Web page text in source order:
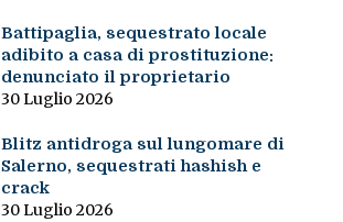
Battipaglia, sequestrato locale
adibito a casa di prostituzione:
denunciato il proprietario
30 Luglio 2026
Blitz antidroga sul lungomare di
Salerno, sequestrati hashish e
crack
30 Luglio 2026